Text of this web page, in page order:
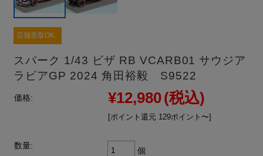
店舗受取OK
スパーク 1/43 ビザ RB VCARB01 サウジア
ラビアGP 2024 角田裕毅 S9522
価格: ¥12,980(税込)
[ポイント還元 129ポイント〜]
数量:
個